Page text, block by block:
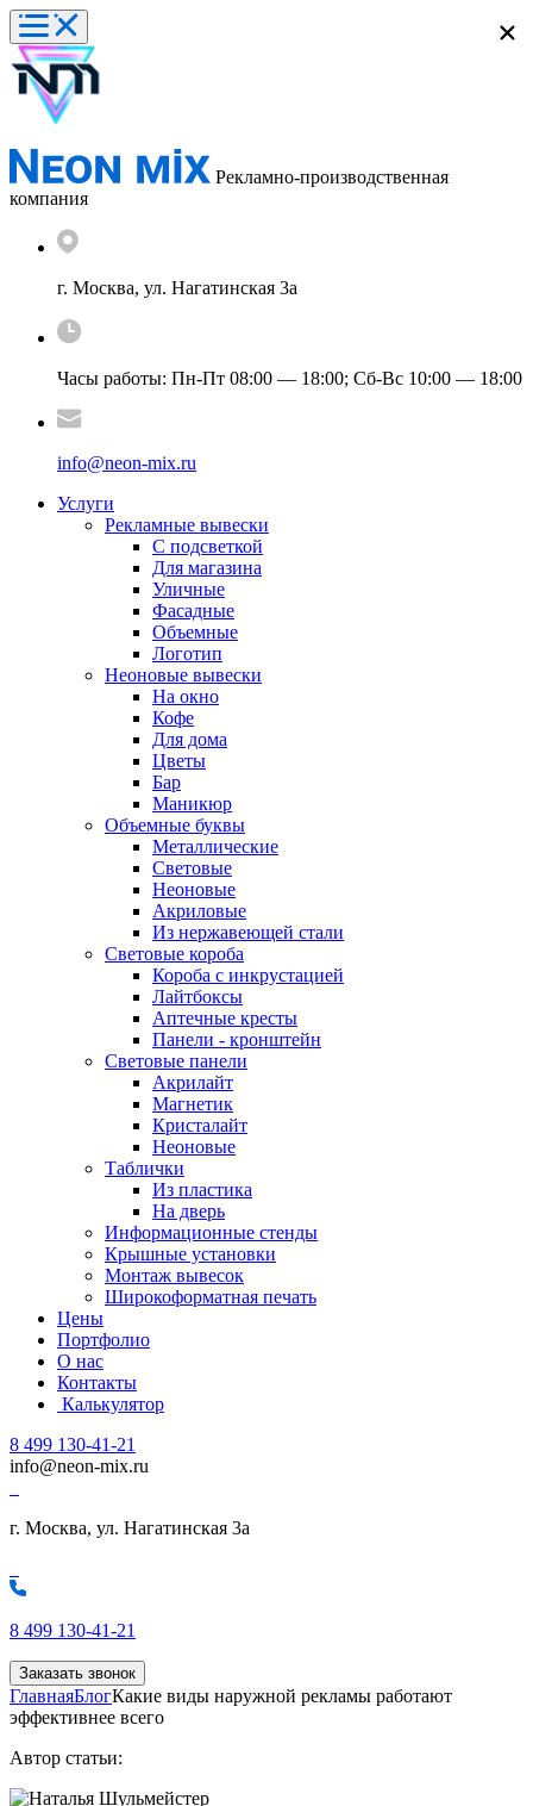
Рекламно-производственная
компания
г. Москва, ул. Нагатинская 3а
Часы работы: Пн-Пт 08:00 — 18:00; Сб-Вс 10:00 — 18:00
info@neon-mix.ru
Услуги
Рекламные вывески
С подсветкой
Для магазина
Уличные
Фасадные
Объемные
Логотип
Неоновые вывески
На окно
Кофе
Для дома
Цветы
Бар
Маникюр
Объемные буквы
Металлические
Световые
Неоновые
Акриловые
Из нержавеющей стали
Световые короба
Короба с инкрустацией
Лайтбоксы
Аптечные кресты
Панели - кронштейн
Световые панели
Акрилайт
Магнетик
Кристалайт
Неоновые
Таблички
Из пластика
На дверь
Информационные стенды
Крышные установки
Монтаж вывесок
Широкоформатная печать
Цены
Портфолио
О нас
Контакты
Калькулятор
8 499 130-41-21
info@neon-mix.ru
г. Москва, ул. Нагатинская 3а
8 499 130-41-21
Заказать звонок
ГлавнаяБлогКакие виды наружной рекламы работают
эффективнее всего
Автор статьи:
×